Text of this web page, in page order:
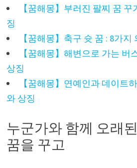
【꿈해몽】부러진 팔찌 꿈
징
【꿈해몽】축구 슛 꿈 : 8가지
【꿈해몽】해변으로 가는 버
상징
【꿈해몽】연예인과 데이트
와 상징
누군가와 함께 오래
꿈을 꾸고